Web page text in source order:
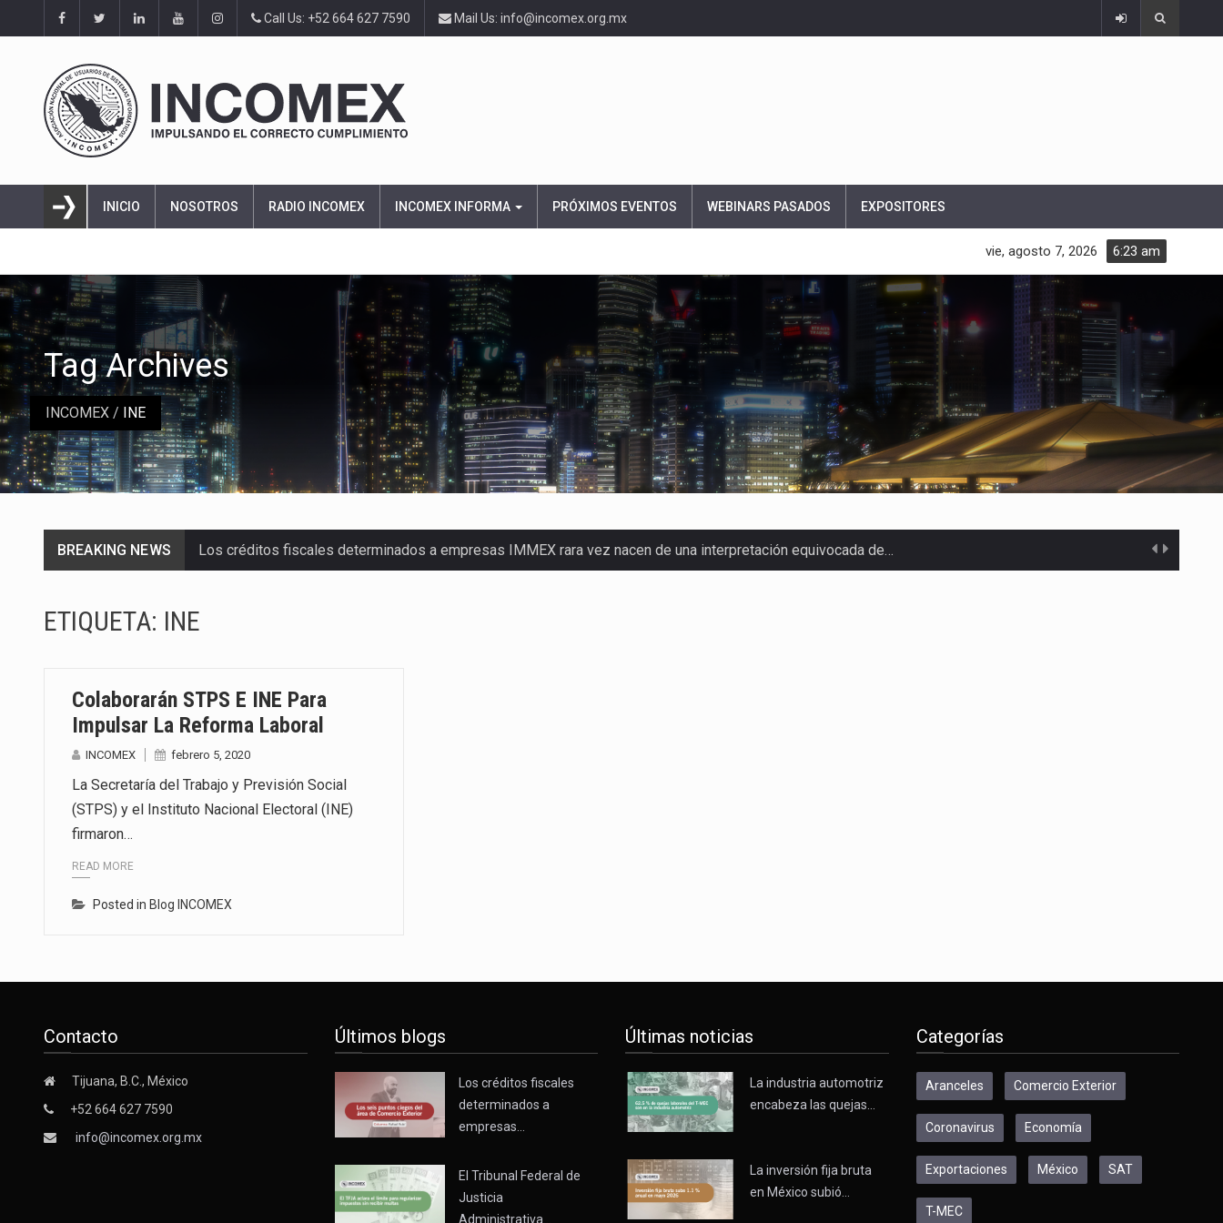
Call Us: +52 664 627 7590 Mail Us: info@incomex.org.mx
INICIO NOSOTROS RADIO INCOMEX INCOMEX INFORMA PRÓXIMOS EVENTOS WEBINARS PASADOS EXPOSITORES
6:23 am
vie, agosto 7, 2026
INCOMEX / INE
Tag Archives
BREAKING NEWS Los créditos fiscales determinados a empresas IMMEX rara vez nacen de una interpretación equivocada de…
La inversión fija bruta en México registró un aumento de 1.1% interanual en mayo de…
El Departamento de Agricultura de Estados Unidos (USDA) suspendió el 5 de agosto de 2026…
El derecho a la previsibilidad de los horarios de trabajo en turnos rotativos podría ser…
La industria manufacturera de exportación afiliada a Index en Nuevo León ha alcanzado hasta 10%…
ETIQUETA: INE
Colaborarán STPS E INE Para
Impulsar La Reforma Laboral
INCOMEX febrero 5, 2020
La Secretaría del Trabajo y Previsión Social
(STPS) y el Instituto Nacional Electoral (INE)
firmaron…
READ MORE
Posted in Blog INCOMEX
Contacto
Tijuana, B.C., México
+52 664 627 7590
info@incomex.org.mx
Últimos blogs
Los créditos fiscales
determinados a
empresas…
El Tribunal Federal de
Justicia
Administrativa…
Últimas noticias
La industria automotriz
encabeza las quejas…
La inversión fija bruta
en México subió…
Categorías
Aranceles Comercio Exterior
Coronavirus Economía
Exportaciones México SAT
T-MEC